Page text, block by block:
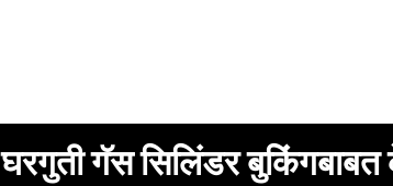
घरगुती गॅस सिलिंडर बुकिंगबाबत